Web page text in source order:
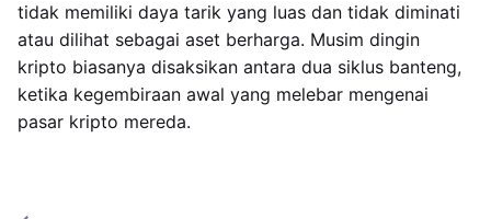
tidak memiliki daya tarik yang luas dan tidak diminati
atau dilihat sebagai aset berharga. Musim dingin
kripto biasanya disaksikan antara dua siklus banteng,
ketika kegembiraan awal yang melebar mengenai
pasar kripto mereda.